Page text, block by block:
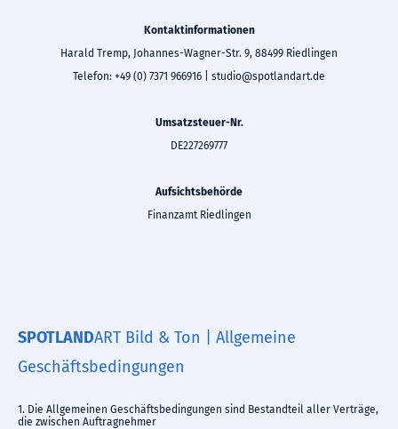
Kontaktinformationen
Harald Tremp, Johannes-Wagner-Str. 9, 88499 Riedlingen
Telefon: +49 (0) 7371 966916 | studio@spotlandart.de
Umsatzsteuer-Nr.
DE227269777
Aufsichtsbehörde
Finanzamt Riedlingen
SPOTLANDART Bild & Ton | Allgemeine
Geschäftsbedingungen
1. Die Allgemeinen Geschäftsbedingungen sind Bestandteil aller Verträge,
die zwischen Auftragnehmer